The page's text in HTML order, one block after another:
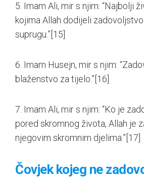
5. Imam Ali, mir s njim: “Najbolji
kojima Allah dodijeli
suprugu.” [15]
6. Imam Husejn, mir s njim:
blaženstvo za tijelo.” [16]
7. Imam Ali, mir s njim: “Ko je
pored skromnog života, Allah je
njegovim skromnim djelima.” [17]
Čovjek kojeg ne